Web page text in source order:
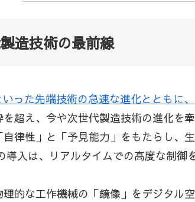
造技術の最前線
った先端技術の急速な進化とともに
超え、今や次世代製造技術の進化
律性」と「予見能力」をもたらし、
入は、リアルタイムでの高度な制
的な工作機械の「鏡像」をデジタ